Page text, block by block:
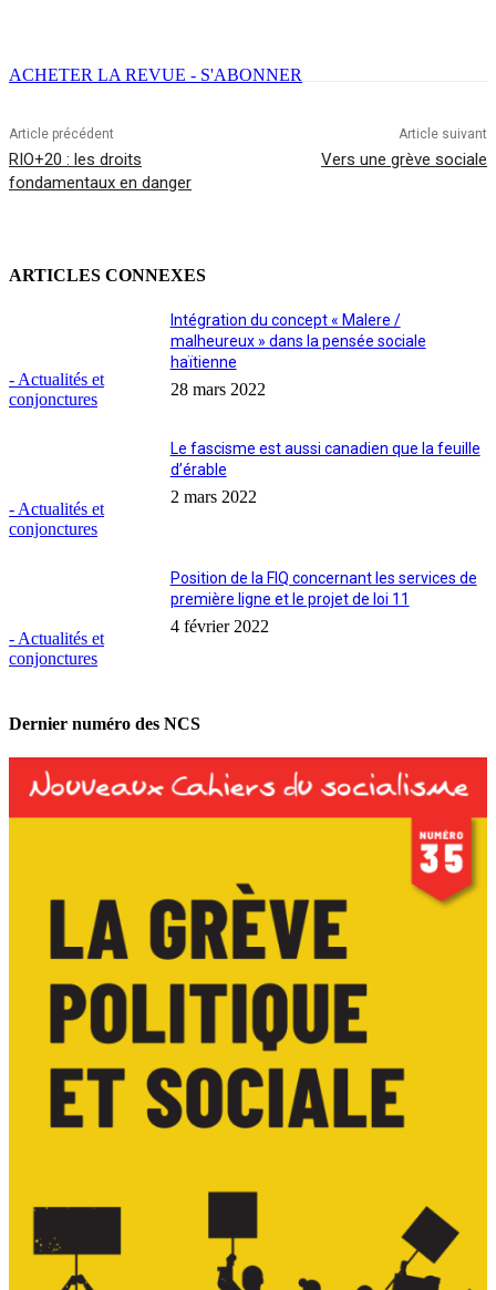
ACHETER LA REVUE - S'ABONNER
Article précédent
RIO+20 : les droits
fondamentaux en danger
Article suivant
Vers une grève sociale
ARTICLES CONNEXES
- Actualités et
conjonctures
Intégration du concept « Malere /
malheureux » dans la pensée sociale
haïtienne
28 mars 2022
- Actualités et
conjonctures
Le fascisme est aussi canadien que la feuille
d’érable
2 mars 2022
- Actualités et
conjonctures
Position de la FIQ concernant les services de
première ligne et le projet de loi 11
4 février 2022
Dernier numéro des NCS